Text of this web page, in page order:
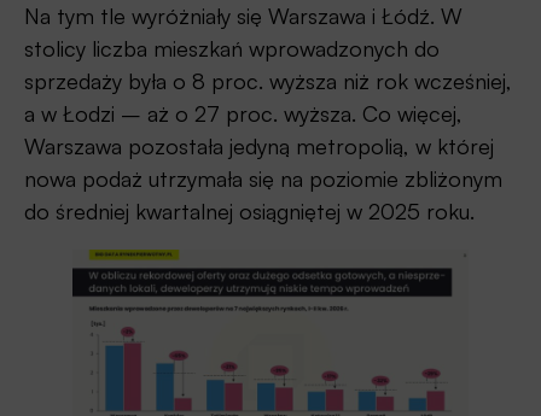
Na tym tle wyróżniały się Warszawa i Łódź. W
stolicy liczba mieszkań wprowadzonych do
sprzedaży była o 8 proc. wyższa niż rok wcześniej,
a w Łodzi – aż o 27 proc. wyższa. Co więcej,
Warszawa pozostała jedyną metropolią, w której
nowa podaż utrzymała się na poziomie zbliżonym
do średniej kwartalnej osiągniętej w 2025 roku.